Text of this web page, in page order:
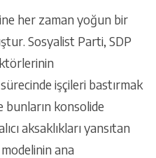
her zaman yoğun bir
Sosyalist Parti, SDP
işçileri bastırmak
bunların konsolide
aksaklıkları yansıtan
ana